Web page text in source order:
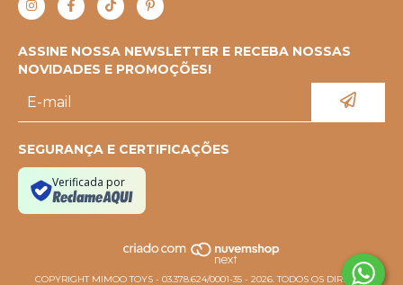
ASSINE NOSSA NEWSLETTER E RECEBA NOSSAS
NOVIDADES E PROMOÇÕES!
SEGURANÇA E CERTIFICAÇÕES
Verificada por
COPYRIGHT MIMOO TOYS - 03.378.624/0001-35 - 2026. TODOS OS DIREITOS